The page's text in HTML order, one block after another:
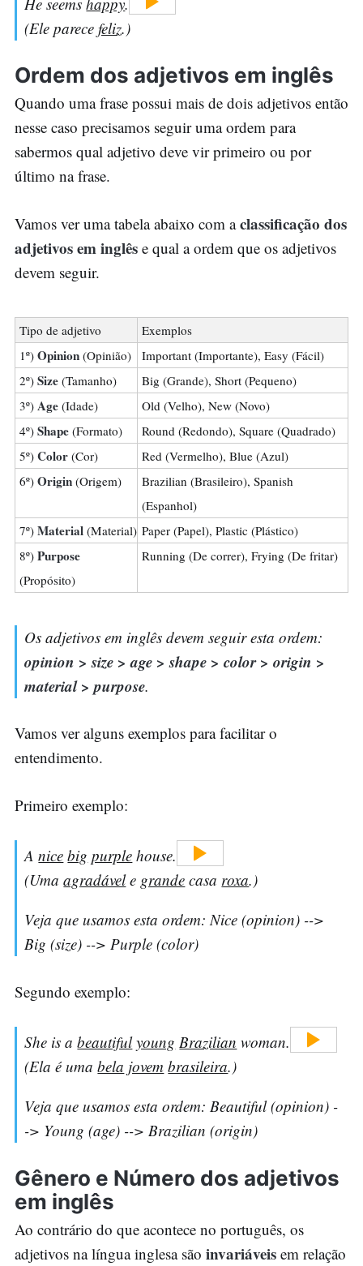
(Ele parecefeliz.)
Ordem dos adjetivos em inglês
Quando uma frase possui mais de dois adjetivos então
nesse caso precisamos seguir uma ordem para
sabermos qual adjetivo deve vir primeiro ou por
último na frase.
Vamos ver uma tabela abaixo com aclassificação dos
adjetivos em inglêse qual a ordem que os adjetivos
devem seguir.
Tipo de adjetivo
Exemplos
1º) Opinion(Opinião)
Important (Importante), Easy (Fácil)
2º) Size(Tamanho)
Big (Grande), Short (Pequeno)
3º) Age(Idade)
Old (Velho), New (Novo)
4º) Shape(Formato)
Round (Redondo), Square (Quadrado)
5º) Color(Cor)
Red (Vermelho), Blue (Azul)
6º) Origin(Origem)
Brazilian (Brasileiro), Spanish
(Espanhol)
7º) Material(Material) Paper (Papel), Plastic (Plástico)
8º) Purpose
(Propósito)
Running (De correr), Frying (De fritar)
Os adjetivos em inglês devem seguir esta ordem:
opinion > size > age > shape > color > origin >
material > purpose.
Vamos ver alguns exemplos para facilitar o
entendimento.
Primeiro exemplo:
Anice big purple house.
(Umaagradávele grande casa roxa.)
Veja que usamos esta ordem: Nice (opinion) -->
Big (size) --> Purple (color)
Segundo exemplo:
She is abeautiful young Brazilian woman.
(Ela é umabela jovem brasileira.)
Veja que usamos esta ordem: Beautiful (opinion) -
-> Young (age) --> Brazilian (origin)
Gênero e Número dos adjetivos
em inglês
Ao contrário do que acontece no português, os
adjetivos na língua inglesa são invariáveisem relação